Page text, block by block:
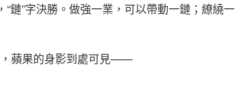
“鏈”字決勝。做強一業，可以帶動一鏈；繚繞一
蘋果的身影到處可見——